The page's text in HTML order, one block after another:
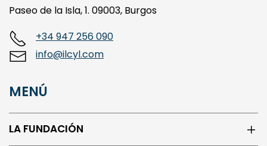
Paseo de la Isla, 1. 09003, Burgos
+34 947 256 090
info@ilcyl.com
MENÚ
LA FUNDACIÓN